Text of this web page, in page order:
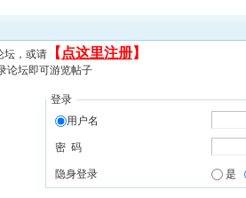
坛，或请 【 点这里注册】
论坛即可游览帖子
登录
用户名
密 码
隐身登录 是